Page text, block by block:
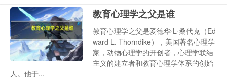
教育心理学之父是谁
教育心理学之父是爱德华·L·桑代克（Ed
ward L. Thorndike），美国著名心理学
家，动物心理学的开创者，心理学联结
主义的建立者和教育心理学体系的创始
人。他于...